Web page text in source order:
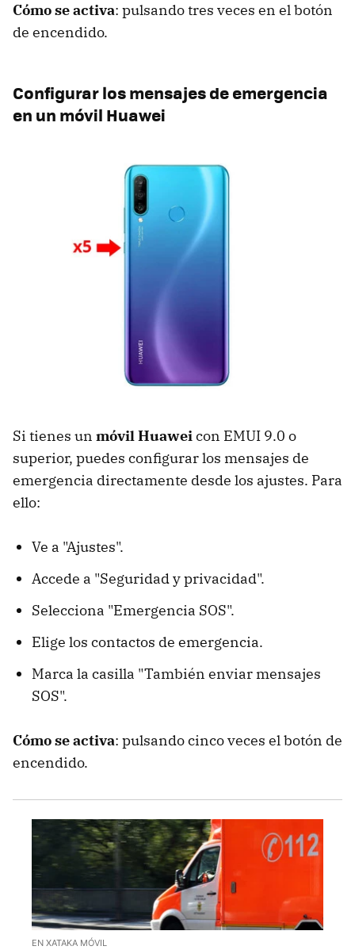
Cómo se activa: pulsando tres veces en el botón
de encendido.
Configurar los mensajes de emergencia
en un móvil Huawei
Si tienes un móvil Huaweicon EMUI 9.0 o
superior, puedes configurar los mensajes de
emergencia directamente desde los ajustes. Para
ello:
Ve a "Ajustes".
Accede a "Seguridad y privacidad".
Selecciona "Emergencia SOS".
Elige los contactos de emergencia.
Marca la casilla "También enviar mensajes
SOS".
Cómo se activa: pulsando cinco veces el botón de
encendido.
EN XATAKA MÓVIL